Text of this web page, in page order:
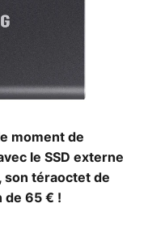
moment de
le SSD externe
son téraoctet de
de 65 € !